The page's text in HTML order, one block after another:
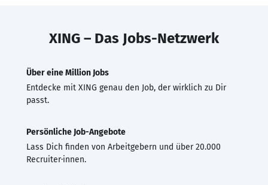
XING – Das Jobs-Netzwerk
Über eine Million Jobs
Entdecke mit XING genau den Job, der wirklich zu Dir
passt.
Persönliche Job-Angebote
Lass Dich finden von Arbeitgebern und über 20.000
Recruiter·innen.